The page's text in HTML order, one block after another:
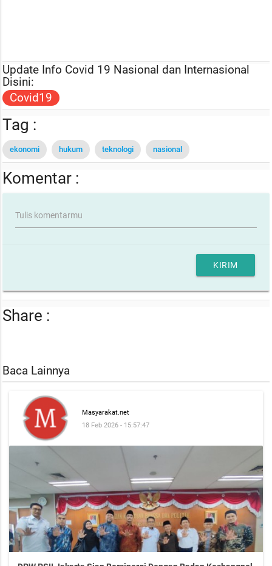
Update Info Covid 19 Nasional dan Internasional
Disini:
Covid19
Tag :
ekonomi hukum teknologi nasional
Komentar :
Tulis komentarmu
KIRIM
Share :
Baca Lainnya
Masyarakat.net
18 Feb 2026 - 15:57:47